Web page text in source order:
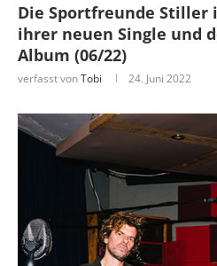
Die Sportfreunde Stiller
ihrer neuen Single und
Album (06/22)
verfasst vonTobi 24. Juni 2022